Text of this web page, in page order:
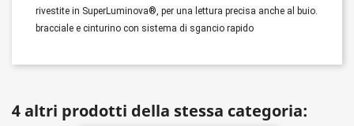
rivestite in SuperLuminova®, per una lettura precisa anche al buio.
bracciale e cinturino con sistema di sgancio rapido
4 altri prodotti della stessa categoria: